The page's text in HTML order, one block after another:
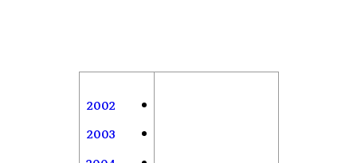
2002
2003